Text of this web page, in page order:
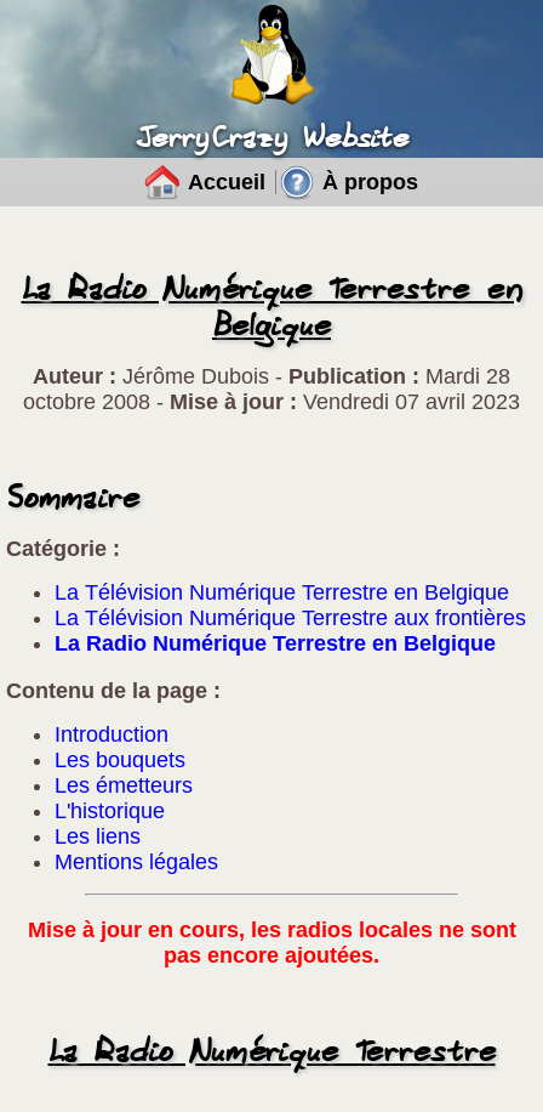
JerryCrazy Website
Accueil À propos
La Radio Numérique Terrestre en
Belgique
Auteur : Jérôme Dubois - Publication : Mardi 28
octobre 2008 - Mise à jour : Vendredi 07 avril 2023
Sommaire
Catégorie :
La Télévision Numérique Terrestre en Belgique
La Télévision Numérique Terrestre aux frontières
La Radio Numérique Terrestre en Belgique
Contenu de la page :
Introduction
Les bouquets
Les émetteurs
L'historique
Les liens
Mentions légales
Mise à jour en cours, les radios locales ne sont
pas encore ajoutées.
La Radio Numérique Terrestre